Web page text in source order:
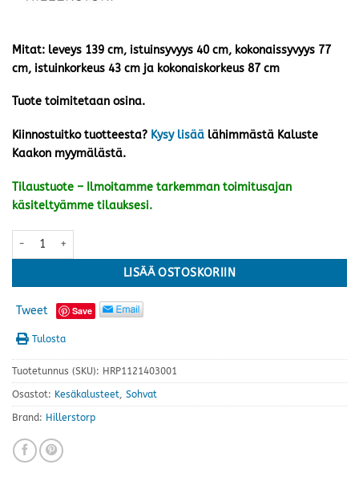
Mitat: leveys 139 cm, istuinsyvyys 40 cm, kokonaissyvyys 77
cm, istuinkorkeus 43 cm ja kokonaiskorkeus 87 cm
Tuote toimitetaan osina.
Kiinnostuitko tuotteesta? Kysy lisää lähimmästä Kaluste
Kaakon myymälästä.
Tilaustuote – Ilmoitamme tarkemman toimitusajan
käsiteltyämme tilauksesi.
Lund sohva, punainen määrä
LISÄÄ OSTOSKORIIN
Tweet Save
Tulosta
Tuotetunnus (SKU): HRP1121403001
Osastot: Kesäkalusteet, Sohvat
Brand: Hillerstorp